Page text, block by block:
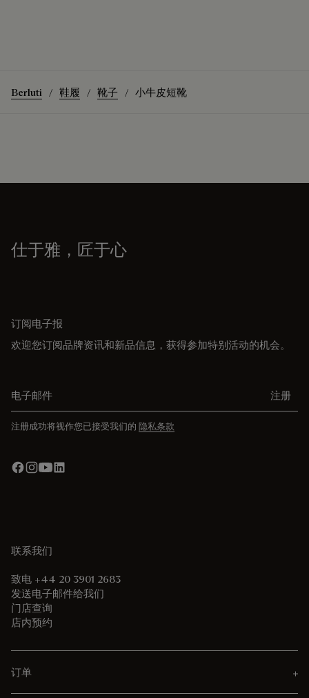
Berluti 鞋履 靴子 小牛皮短靴
仕于雅，匠于心
订阅电子报
欢迎您订阅品牌资讯和新品信息，获得参加特别活动的机会。
注册
注册成功将视作您已接受我们的 隐私条款
联系我们
致电 +44 20 3901 2683
发送电子邮件给我们
门店查询
店内预约
订单